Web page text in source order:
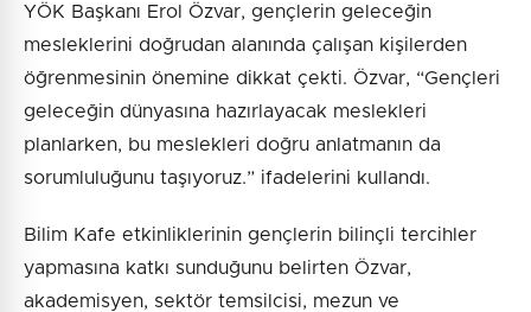
YÖK Başkanı Erol Özvar, gençlerin geleceğin
mesleklerini doğrudan alanında çalışan kişilerden
öğrenmesinin önemine dikkat çekti. Özvar, “Gençleri
geleceğin dünyasına hazırlayacak meslekleri
planlarken, bu meslekleri doğru anlatmanın da
sorumluluğunu taşıyoruz.” ifadelerini kullandı.
Bilim Kafe etkinliklerinin gençlerin bilinçli tercihler
yapmasına katkı sunduğunu belirten Özvar,
akademisyen, sektör temsilcisi, mezun ve